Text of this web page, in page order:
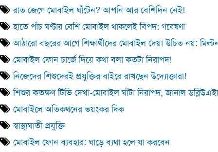
রাত জেগে মোবাইল ঘাঁটেন? আপনি আর বেশিদিন নেই!
হাতে পাঁচ ঘণ্টার বেশি মোবাইল থাকলেই বিপদ: গবেষণা
আঠারো বছরের আগে শিক্ষার্থীদের মোবাইল দেয়া উচিত নয়:
মোবাইল ফোন চার্জে দিয়ে কথা বলা কতটা নিরাপদ!
নিজেদের শিশুদেরই প্রযুক্তির বাইরে রাখছেন উদ্যোক্তারা!
শিশুর কতক্ষণ টিভি দেখা-মোবাইল ঘাঁটা নিরাপদ, জানাল
মোবাইলে অতিকথনের ভয়ংকর দিক
স্বাস্থ্যঘাতী প্রযুক্তি
মোবাইল ফোন ব্যবহার: ঘাড়ে ব্যথা হলে যা করবেন